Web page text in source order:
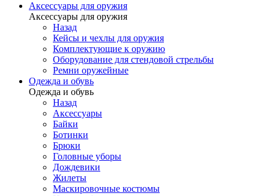
Аксессуары для оружия
Аксессуары для оружия
Назад
Кейсы и чехлы для оружия
Комплектующие к оружию
Оборудование для стендовой стрельбы
Ремни оружейные
Одежда и обувь
Одежда и обувь
Назад
Аксессуары
Байки
Ботинки
Брюки
Головные уборы
Дождевики
Жилеты
Маскировочные костюмы